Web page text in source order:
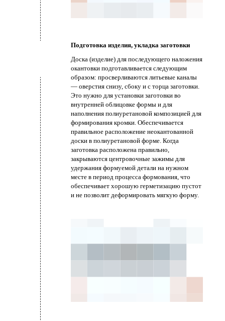
Подготовка изделия, укладка заготовки
Доска (изделие) для последующего наложения
окантовки подготавливается следующим
образом: просверливаются литьевые каналы
— оверстия снизу, сбоку и с торца заготовки.
Это нужно для установки заготовки во
внутренней облицовке формы и для
наполнения полиуретановой композицией для
формирования кромки. Обеспечивается
правильное расположение неокантованной
доски в полиуретановой форме. Когда
заготовка расположена правильно,
закрываются центровочные зажимы для
удержания формуемой детали на нужном
месте в период процесса формования, что
обеспечивает хорошую герметизацию пустот
и не позволит деформировать мягкую форму.